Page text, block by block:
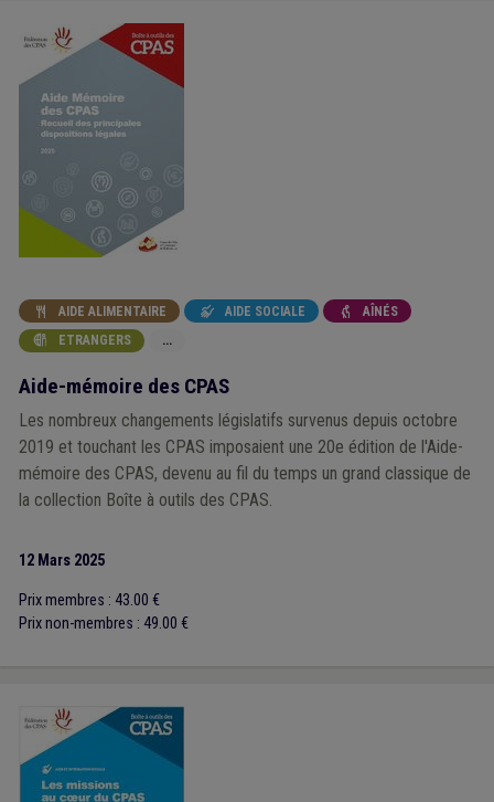
 AIDE ALIMENTAIRE  AIDE SOCIALE  AÎNÉS
 ETRANGERS ...
Aide-mémoire des CPAS
Les nombreux changements législatifs survenus depuis octobre
2019 et touchant les CPAS imposaient une 20e édition de l'Aide-
mémoire des CPAS, devenu au fil du temps un grand classique de
la collection Boîte à outils des CPAS.
12 Mars 2025
Prix membres : 43.00 €
Prix non-membres : 49.00 €